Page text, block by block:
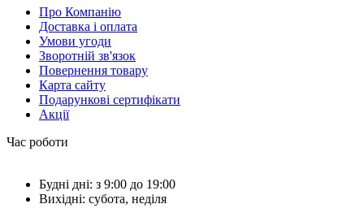
Про Компанію
Доставка і оплата
Умови угоди
Зворотній зв'язок
Повернення товару
Карта сайту
Подарункові сертифікати
Акції
Час роботи
Будні дні: з 9:00 до 19:00
Вихідні: субота, неділя